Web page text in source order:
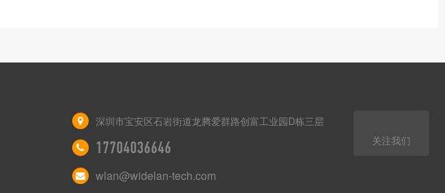
深圳市宝安区石岩街道龙腾爱群路创富工业园D栋三层
17704036646
wlan@widelan-tech.com
关注我们